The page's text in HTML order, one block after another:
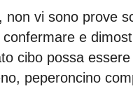
non vi sono prove
e
cibo possa
peperoncino